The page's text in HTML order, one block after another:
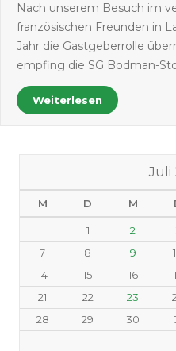
Nach unserem Besuch im
französischen Freunden in
Jahr die Gastgeberrolle
empfing die SG Bodman-
Weiterlesen
Juli
M D M
1 2
7
8 9
14
15 16
21
22 23
28
29 30